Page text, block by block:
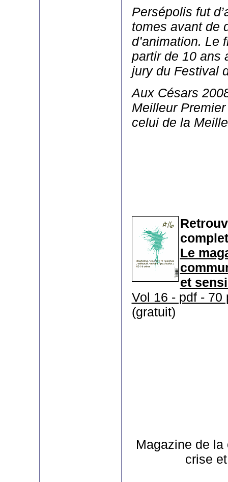
Persépolis fut
tomes avant de
d’animation. Le
partir de 10 ans
jury du Festival
Aux Césars
Meilleur
celui de la
Le
et
Vol 16 - pdf - 70
(gratuit)
Magazine de
crise